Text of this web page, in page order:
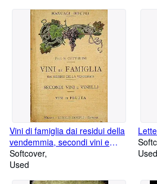
Vini di famiglia dai residui della
vendemmia, secondi vini e
vinelli, vini di frutta, agrumi,
fichi, mele, pere, susine,
Softcover
Used
Used